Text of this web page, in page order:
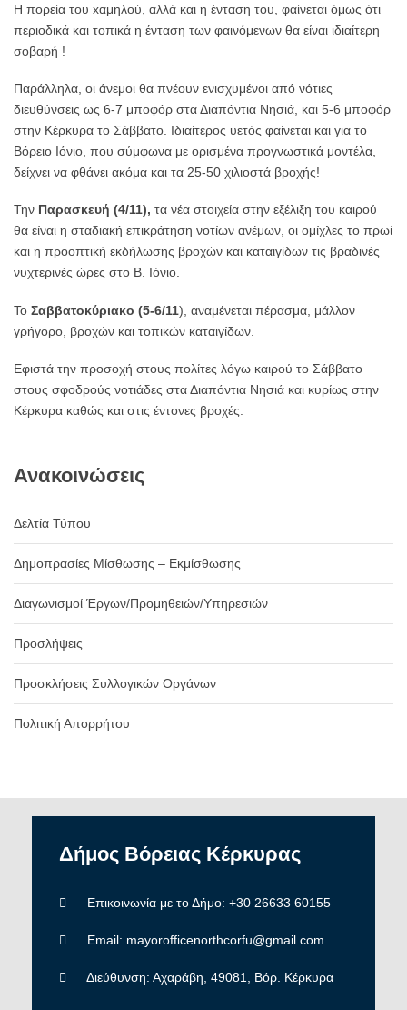
Η πορεία του xαμηλού, αλλά και η ένταση του, φαίνεται όμως ότι
περιοδικά και τοπικά η ένταση των φαινόμενων θα είναι ιδιαίτερη
σοβαρή !
Παράλληλα, οι άνεμοι θα πνέουν ενισχυμένοι από νότιες
διευθύνσεις ως 6-7 μποφόρ στα Διαπόντια Νησιά, και 5-6 μποφόρ
στην Κέρκυρα το Σάββατο. Ιδιαίτερος υετός φαίνεται και για το
Βόρειο Ιόνιο, που σύμφωνα με ορισμένα προγνωστικά μοντέλα,
δείχνει να φθάνει ακόμα και τα 25-50 χιλιοστά βροχής!
Την Παρασκευή (4/11), τα νέα στοιχεία στην εξέλιξη του καιρού
θα είναι η σταδιακή επικράτηση νοτίων ανέμων, οι ομίχλες το πρωί
και η προοπτική εκδήλωσης βροχών και καταιγίδων τις βραδινές
νυχτερινές ώρες στο Β. Ιόνιο.
Το Σαββατοκύριακο (5-6/11), αναμένεται πέρασμα, μάλλον
γρήγορο, βροχών και τοπικών καταιγίδων.
Εφιστά την προσοχή στους πολίτες λόγω καιρού το Σάββατο
στους σφοδρούς νοτιάδες στα Διαπόντια Νησιά και κυρίως στην
Κέρκυρα καθώς και στις έντονες βροχές.
Ανακοινώσεις
Δελτία Τύπου
Δημοπρασίες Μίσθωσης – Εκμίσθωσης
Διαγωνισμοί Έργων/Προμηθειών/Υπηρεσιών
Προσλήψεις
Προσκλήσεις Συλλογικών Οργάνων
Πολιτική Απορρήτου
Δήμος Βόρειας Κέρκυρας
Επικοινωνία με το Δήμο: +30 26633 60155
Email: mayorofficenorthcorfu@gmail.com
Διεύθυνση: Αχαράβη, 49081, Βόρ. Κέρκυρα